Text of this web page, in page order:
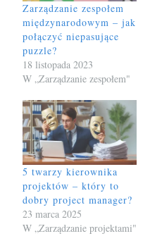
Zarządzanie zespołem
międzynarodowym – jak
połączyć niepasujące
puzzle?
18 listopada 2023
W „Zarządzanie zespołem"
5 twarzy kierownika
projektów – który to
dobry project manager?
23 marca 2025
W „Zarządzanie projektami"